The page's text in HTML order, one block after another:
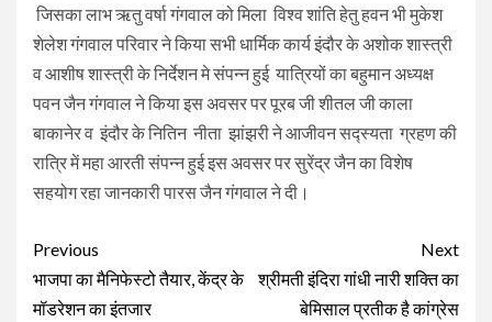
जिसका लाभ ऋतु वर्षा गंगवाल को मिला विश्व शांति हेतु हवन भी मुकेश
शेलेश गंगवाल परिवार ने किया सभी धार्मिक कार्य इंदौर के अशोक शास्त्री
व आशीष शास्त्री के निर्देशन मे संपन्न हुई यात्रियों का बहुमान अध्यक्ष
पवन जैन गंगवाल ने किया इस अवसर पर पूरब जी शीतल जी काला
बाकानेर व इंदौर के नितिन नीता झांझरी ने आजीवन सद्स्यता ग्रहण की
रात्रि में महा आरती संपन्न हुई इस अवसर पर सुरेंद्र जैन का विशेष
सहयोग रहा जानकारी पारस जैन गंगवाल ने दी।
Continue
Reading
Previous
भाजपा का मैनिफेस्टो तैयार, केंद्र के
मॉडरेशन का इंतजार
Next
श्रीमती इंदिरा गांधी नारी शक्ति का
बेमिसाल प्रतीक है कांग्रेस